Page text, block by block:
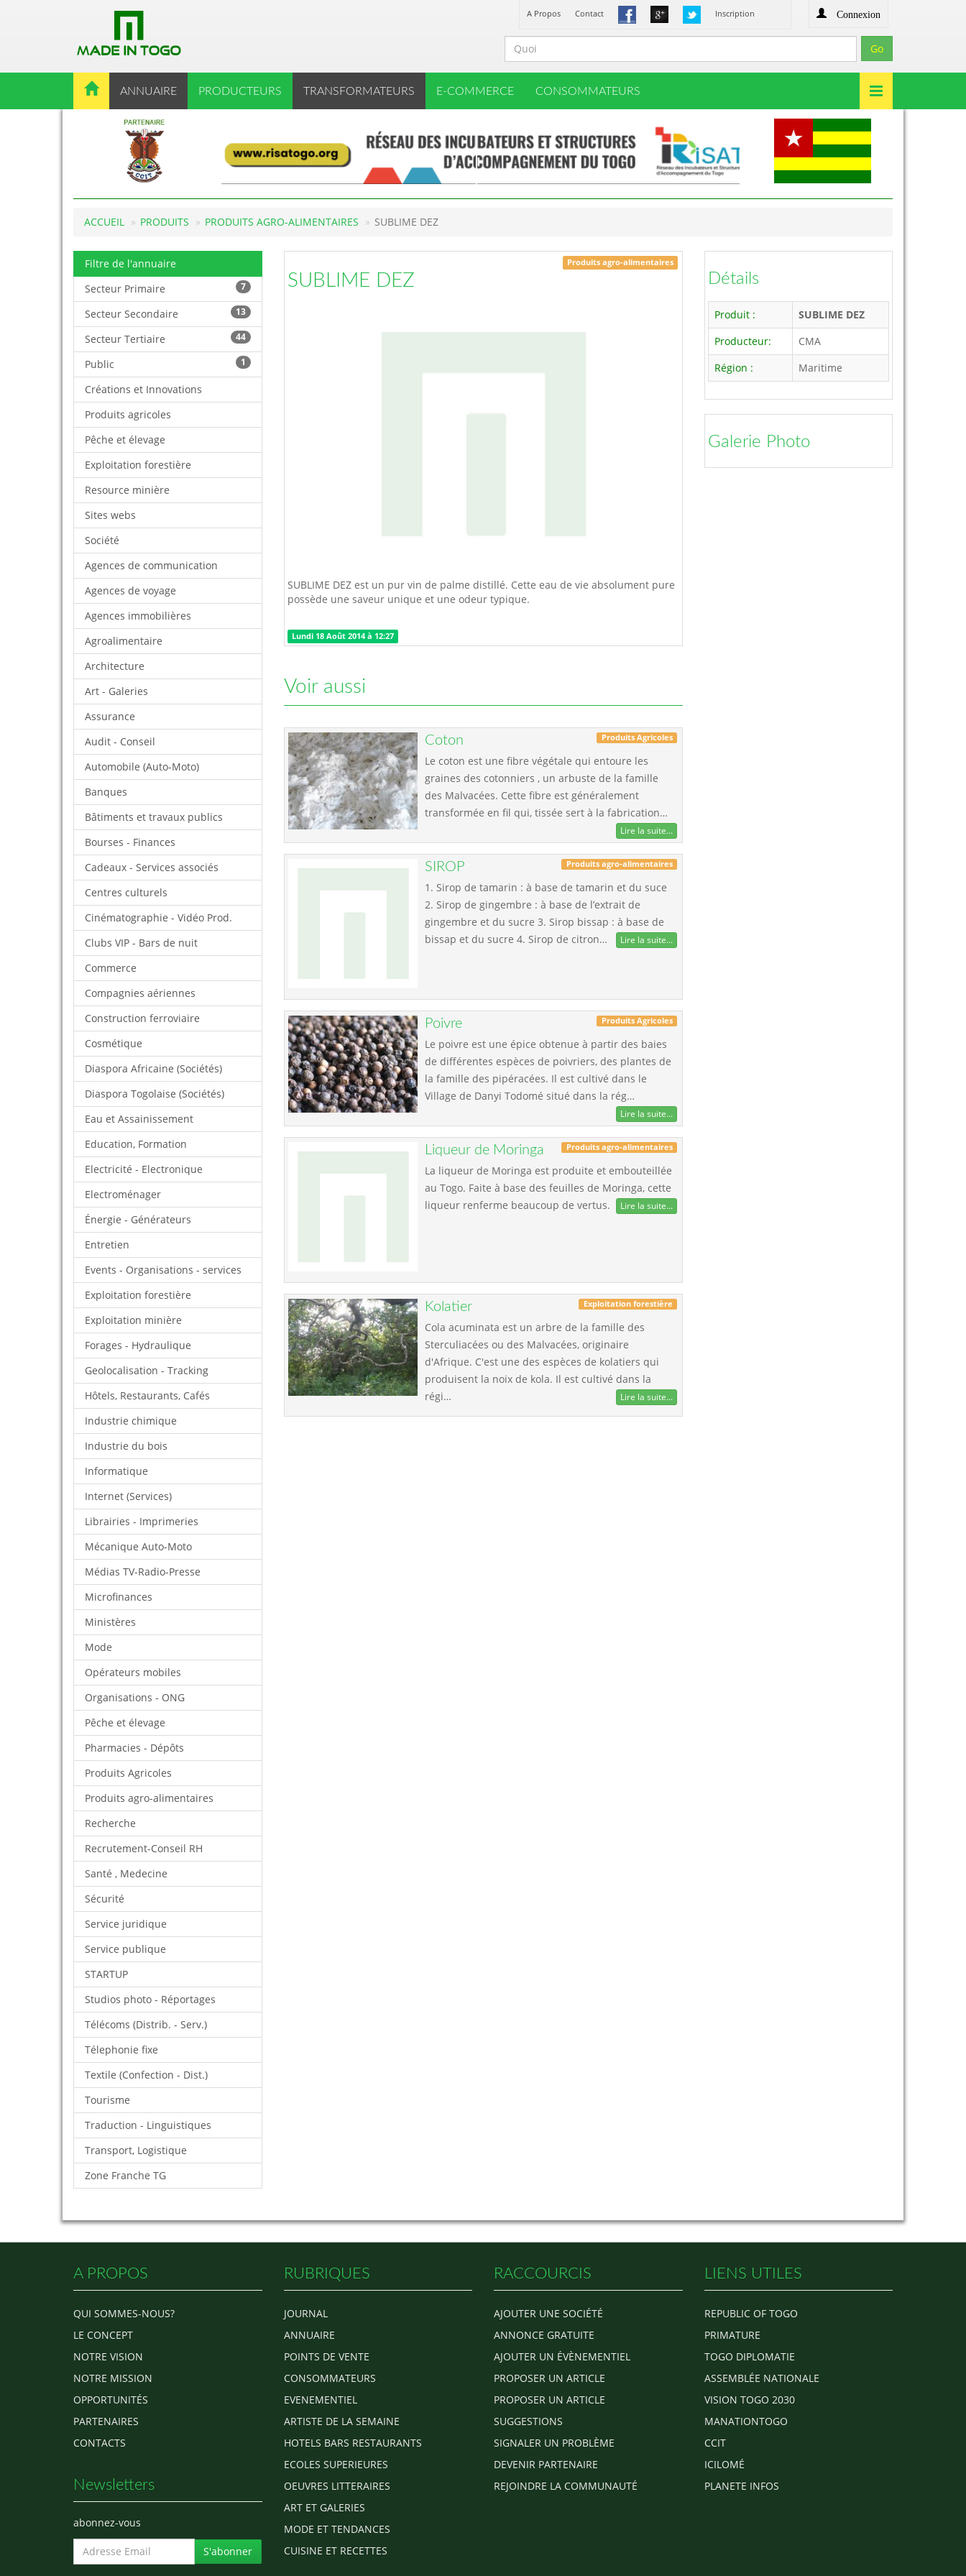
A Propos Contact Inscription Connexion
ANNUAIRE PRODUCTEURS TRANSFORMATEURS E-COMMERCE CONSOMMATEURS
ACCUEIL PRODUITS PRODUITS AGRO-ALIMENTAIRES SUBLIME DEZ
Filtre de l'annuaire
7
Secteur Primaire
13
Secteur Secondaire
44
Secteur Tertiaire
1
Public
Créations et Innovations
Produits agricoles
Pêche et élevage
Exploitation forestière
Resource minière
Sites webs
Société
Agences de communication
Agences de voyage
Agences immobilières
Agroalimentaire
Architecture
Art - Galeries
Assurance
Audit - Conseil
Automobile (Auto-Moto)
Banques
Bâtiments et travaux publics
Bourses - Finances
Cadeaux - Services associés
Centres culturels
Cinématographie - Vidéo Prod.
Clubs VIP - Bars de nuit
Commerce
Compagnies aériennes
Construction ferroviaire
Cosmétique
Diaspora Africaine (Sociétés)
Diaspora Togolaise (Sociétés)
Eau et Assainissement
Education, Formation
Electricité - Electronique
Electroménager
Énergie - Générateurs
Entretien
Events - Organisations - services
Exploitation forestière
Exploitation minière
Forages - Hydraulique
Geolocalisation - Tracking
Hôtels, Restaurants, Cafés
Industrie chimique
Industrie du bois
Informatique
Internet (Services)
Librairies - Imprimeries
Mécanique Auto-Moto
Médias TV-Radio-Presse
Microfinances
Ministères
Mode
Opérateurs mobiles
Organisations - ONG
Pêche et élevage
Pharmacies - Dépôts
Produits Agricoles
Produits agro-alimentaires
Recherche
Recrutement-Conseil RH
Santé , Medecine
Sécurité
Service juridique
Service publique
STARTUP
Studios photo - Réportages
Télécoms (Distrib. - Serv.)
Télephonie fixe
Textile (Confection - Dist.)
Tourisme
Traduction - Linguistiques
Transport, Logistique
Zone Franche TG
SUBLIME DEZ
Produits agro-alimentaires
SUBLIME DEZ est un pur vin de palme distillé. Cette eau de vie absolument pure
possède une saveur unique et une odeur typique.
Lundi 18 Août 2014 à 12:27
Voir aussi
Produits Agricoles
Coton
Le coton est une fibre végétale qui entoure les
graines des cotonniers , un arbuste de la famille
des Malvacées. Cette fibre est généralement
transformée en fil qui, tissée sert à la fabrication…
Lire la suite...
Produits agro-alimentaires
SIROP
1. Sirop de tamarin : à base de tamarin et du suce
2. Sirop de gingembre : à base de l’extrait de
gingembre et du sucre 3. Sirop bissap : à base de
bissap et du sucre 4. Sirop de citron…
Lire la suite...
Produits Agricoles
Poivre
Le poivre est une épice obtenue à partir des baies
de différentes espèces de poivriers, des plantes de
la famille des pipéracées. Il est cultivé dans le
Village de Danyi Todomé situé dans la rég…
Lire la suite...
Produits agro-alimentaires
Liqueur de Moringa
La liqueur de Moringa est produite et embouteillée
au Togo. Faite à base des feuilles de Moringa, cette
liqueur renferme beaucoup de vertus.
Lire la suite...
Exploitation forestière
Kolatier
Cola acuminata est un arbre de la famille des
Sterculiacées ou des Malvacées, originaire
d'Afrique. C'est une des espèces de kolatiers qui
produisent la noix de kola. Il est cultivé dans la
régi…
Lire la suite...
Détails
Produit :
SUBLIME DEZ
Producteur:
CMA
Région :
Maritime
Galerie Photo
A PROPOS
QUI SOMMES-NOUS?
LE CONCEPT
NOTRE VISION
NOTRE MISSION
OPPORTUNITÉS
PARTENAIRES
CONTACTS
Newsletters
abonnez-vous
S'abonner
RUBRIQUES
JOURNAL
ANNUAIRE
POINTS DE VENTE
CONSOMMATEURS
EVENEMENTIEL
ARTISTE DE LA SEMAINE
HOTELS BARS RESTAURANTS
ECOLES SUPERIEURES
OEUVRES LITTERAIRES
ART ET GALERIES
MODE ET TENDANCES
CUISINE ET RECETTES
RACCOURCIS
AJOUTER UNE SOCIÉTÉ
ANNONCE GRATUITE
AJOUTER UN ÉVÈNEMENTIEL
PROPOSER UN ARTICLE
PROPOSER UN ARTICLE
SUGGESTIONS
SIGNALER UN PROBLÈME
DEVENIR PARTENAIRE
REJOINDRE LA COMMUNAUTÉ
LIENS UTILES
REPUBLIC OF TOGO
PRIMATURE
TOGO DIPLOMATIE
ASSEMBLÉE NATIONALE
VISION TOGO 2030
MANATIONTOGO
CCIT
ICILOMÉ
PLANETE INFOS